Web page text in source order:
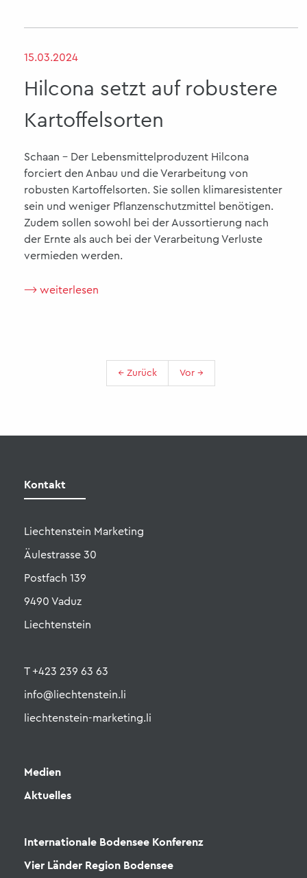
15.03.2024
Hilcona setzt auf robustere
Kartoffelsorten
Schaan - Der Lebensmittelproduzent Hilcona
forciert den Anbau und die Verarbeitung von
robusten Kartoffelsorten. Sie sollen klimaresistenter
sein und weniger Pflanzenschutzmittel benötigen.
Zudem sollen sowohl bei der Aussortierung nach
der Ernte als auch bei der Verarbeitung Verluste
vermieden werden.
⟶ weiterlesen
← Zurück Vor →
Liechtenstein Marketing
Äulestrasse 30
Postfach 139
9490 Vaduz
Liechtenstein
T +423 239 63 63
info@liechtenstein.li
liechtenstein-marketing.li
Medien
Aktuelles
Internationale Bodensee Konferenz
Vier Länder Region Bodensee